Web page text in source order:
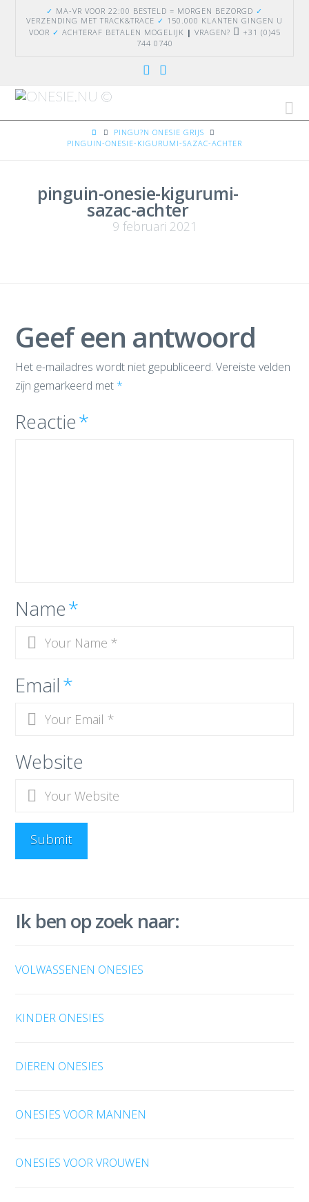
✓ MA-VR VOOR 22:00 BESTELD = MORGEN BEZORGD ✓
VERZENDING MET TRACK&TRACE ✓ 150.000 KLANTEN GINGEN U
VOOR ✓ ACHTERAF BETALEN MOGELIJK | VRAGEN?
+31 (0)45
744 0740
HOMEPINGU?N ONESIE GRIJS
PINGUIN-ONESIE-KIGURUMI-SAZAC-ACHTER
pinguin-onesie-kigurumi-
sazac-achter
9 februari 2021
Geef een antwoord
Het e-mailadres wordt niet gepubliceerd. Vereiste velden
zijn gemarkeerd met *
Reactie*
Name*
Email*
Website
Ik ben op zoek naar:
VOLWASSENEN ONESIES
KINDER ONESIES
DIEREN ONESIES
ONESIES VOOR MANNEN
ONESIES VOOR VROUWEN